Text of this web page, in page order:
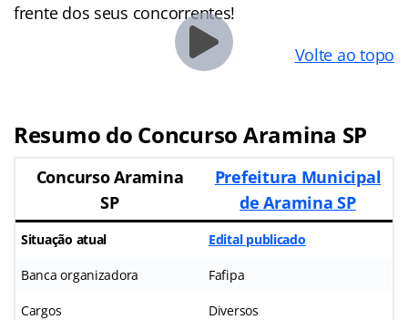
frente dos seus concorrentes!
Volte ao topo
Resumo do Concurso Aramina SP
Concurso Aramina
SP
Prefeitura Municipal
de Aramina SP
Situação atual Edital publicado
Banca organizadora Fafipa
Cargos Diversos